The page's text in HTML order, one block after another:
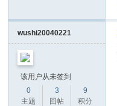
wushi20040221
该用户从未签到
0
主题
3
回帖
9
积分